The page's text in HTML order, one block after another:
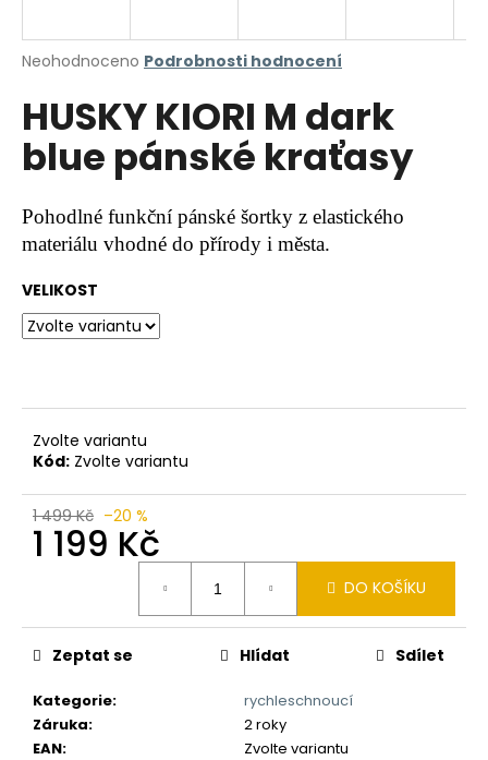
Průměrné
produktu
je
0,0
hvězdiček.
Neohodnoceno Podrobnosti hodnocení
HUSKY KIORI M dark
blue pánské kraťasy
Pohodlné funkční pánské šortky z elastického
materiálu vhodné do přírody i města.
VELIKOST
Zvolte variantu
Kód: Zvolte variantu
1 499 Kč –20 %
1 199 Kč
DO KOŠÍKU
Kategorie:
rychleschnoucí
Záruka:
2 roky
EAN:
Zvolte variantu
Zeptat se Hlídat Sdílet
j
t
?
HLEDAT
D
u
č
u